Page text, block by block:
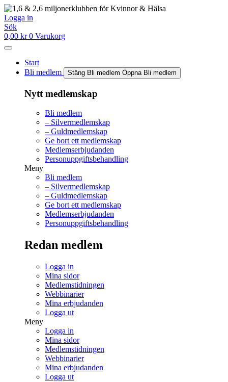
Hoppa
till
innehåll
Logga in
Sök
0,00 kr 0 Varukorg
Start
Bli medlem
Stäng Bli medlem Öppna Bli medlem
Nytt medlemskap
Bli medlem
– Silvermedlemskap
– Guldmedlemskap
Ge bort ett medlemskap
Medlemserbjudanden
Personuppgiftsbehandling
Meny
Bli medlem
– Silvermedlemskap
– Guldmedlemskap
Ge bort ett medlemskap
Medlemserbjudanden
Personuppgiftsbehandling
Redan medlem
Logga in
Mina sidor
Medlemstidningen
Webbinarier
Mina erbjudanden
Logga ut
Meny
Logga in
Mina sidor
Medlemstidningen
Webbinarier
Mina erbjudanden
Logga ut